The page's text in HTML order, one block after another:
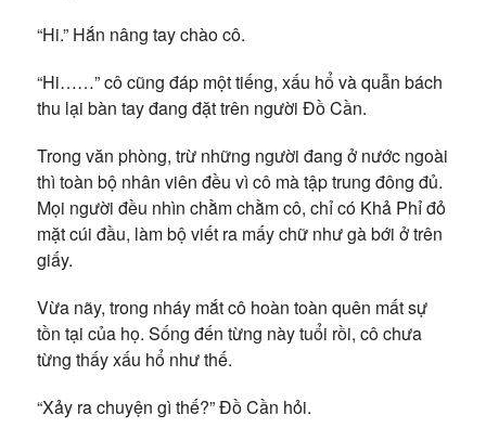
“Hi.” Hắn nâng tay chào cô.
“Hi……” cô cũng đáp một tiếng, xấu hổ và quẫn bách
thu lại bàn tay đang đặt trên người Đồ Cần.
Trong văn phòng, trừ những người đang ở nước ngoài
thì toàn bộ nhân viên đều vì cô mà tập trung đông đủ.
Mọi người đều nhìn chằm chằm cô, chỉ có Khả Phỉ đỏ
mặt cúi đầu, làm bộ viết ra mấy chữ như gà bới ở trên
giấy.
Vừa nãy, trong nháy mắt cô hoàn toàn quên mất sự
tồn tại của họ. Sống đến từng này tuổi rồi, cô chưa
từng thấy xấu hổ như thế.
“Xảy ra chuyện gì thế?” Đồ Cần hỏi.